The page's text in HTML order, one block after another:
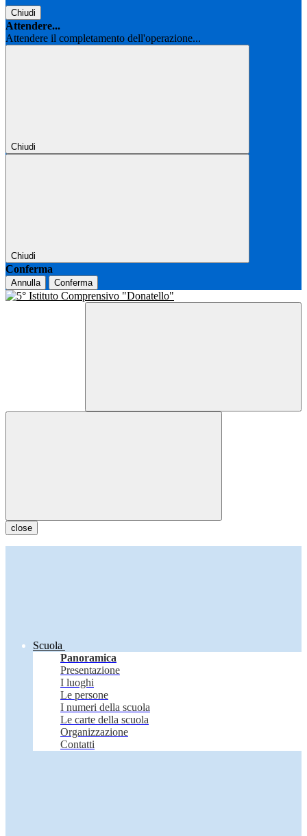
Chiudi
Attendere...
Attendere il completamento dell'operazione...
Chiudi
Chiudi
Conferma
Annulla Conferma
close
Scuola
Panoramica
Presentazione
I luoghi
Le persone
I numeri della scuola
Le carte della scuola
Organizzazione
Contatti